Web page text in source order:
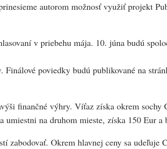
autorom možnosť využiť projekt
v priebehu mája. 10. júna budú
poviedky budú publikované na
finančné výhry. Víťaz získa okrem sochy
na druhom mieste, získa 150 Eur a
zabodovať. Okrem hlavnej ceny sa